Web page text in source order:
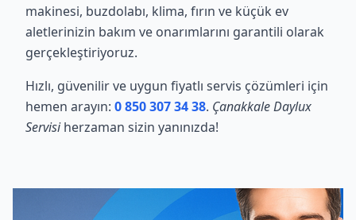
makinesi, buzdolabı, klima, fırın ve küçük ev
aletlerinizin bakım ve onarımlarını garantili olarak
gerçekleştiriyoruz.
Hızlı, güvenilir ve uygun fiyatlı servis çözümleri için
hemen arayın: 0 850 307 34 38. Çanakkale Daylux
Servisiherzaman sizin yanınızda!